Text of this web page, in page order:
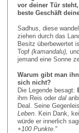
vor deiner Tür
beste Geschäft
Sadhus, diese
ziehen durch das
Besitz überbewertet
Topf (kamandalu),
jemand eine Sonne
Warum gibt man
sich nicht?
Die Legende besagt:
ihm Reis oder dal
Deal. Seine
Leben . Kein Dank,
würde er innerlich
+100 Punkte ."